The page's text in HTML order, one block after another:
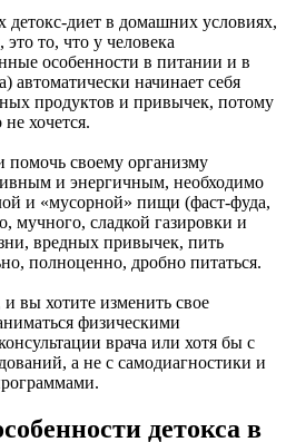
детокс-диет в домашних условиях,
то, что у человека
особенности в питании и в
автоматически начинает себя
продуктов и привычек, потому
хочется.
своему организму
и энергичным, необходимо
и «мусорной» пищи (фаст-фуда,
мучного, сладкой газировки и
вредных привычек, пить
полноценно, дробно питаться.
вы хотите изменить свое
физическими
врача или хотя бы с
а не с самодиагностики и
детокса в